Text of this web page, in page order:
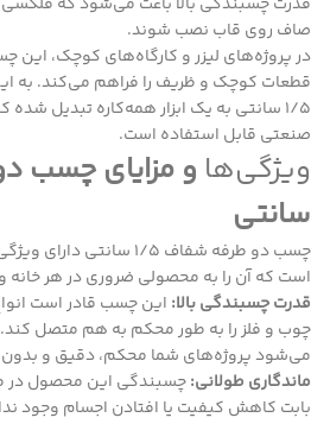
صاف روی قاب نصب شوند.
در پروژه‌های لیزر و کارگاه‌های کوچک،
قطعات کوچک و ظریف را فراهم می‌کند. به
1/5 سانتی به یک ابزار همه‌کاره تبدیل
صنعتی قابل استفاده است.
ویژگی‌ها و مزایای چسب
سانتی
چسب دو طرفه شفاف 1/5
است که آن را به محصولی ضروری در هر خانه
قدرت چسبندگی بالا: این چسب قادر است
چوب و فلز را به طور محکم به هم متصل
می‌شود پروژه‌های شما محکم، دقیق و بدون
ماندگاری طولانی:چسبندگی این محصول در
بابت کاهش کیفیت یا افتادن اجسام وجود